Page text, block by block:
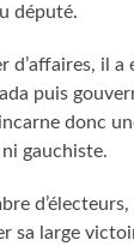
député.
d’affaires, il a
puis
donc
gauchiste.
sa large